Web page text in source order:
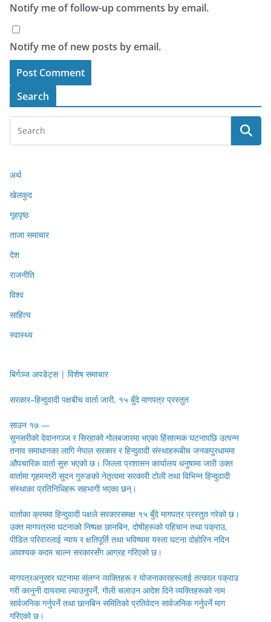
Notify me of follow-up comments by email.
Notify me of new posts by email.
Search
अर्थ
खेलकुद
गृहपृष्ठ
ताजा समाचार
देश
राजनीति
विश्व
साहित्य
स्वास्थ्य
बिर्गञ्ज अपडेट्स | विशेष समाचार
सरकार–हिन्दुवादी पक्षबीच वार्ता जारी, १५ बुँदे मागपत्र प्रस्तुत
साउन १७ —
सुनसरीको देवानगञ्ज र सिरहाको गोलबजारमा भएका हिंसात्मक घटनापछि उत्पन्न
तनाव समाधानका लागि नेपाल सरकार र हिन्दुवादी संस्थाहरूबीच जनकपुरधाममा
औपचारिक वार्ता सुरु भएको छ। जिल्ला प्रशासन कार्यालय धनुषामा जारी उक्त
वार्तामा गृहमन्त्री सुदन गुरुङको नेतृत्वमा सरकारी टोली तथा विभिन्न हिन्दुवादी
संस्थाका प्रतिनिधिहरू सहभागी भएका छन्।
वार्ताका क्रममा हिन्दुवादी पक्षले सरकारसमक्ष १५ बुँदे मागपत्र प्रस्तुत गरेको छ।
उक्त मागपत्रमा घटनाको निष्पक्ष छानबिन, दोषीहरूको पहिचान तथा पक्राउ,
पीडित परिवारलाई न्याय र क्षतिपूर्ति तथा भविष्यमा यस्ता घटना दोहोरिन नदिन
आवश्यक कदम चाल्न सरकारसँग आग्रह गरिएको छ।
मागपत्रअनुसार घटनामा संलग्न व्यक्तिहरू र योजनाकारहरूलाई तत्काल पक्राउ
गरी कानुनी दायरामा ल्याउनुपर्ने, गोली चलाउन आदेश दिने व्यक्तिहरूको नाम
सार्वजनिक गर्नुपर्ने तथा छानबिन समितिको प्रतिवेदन सार्वजनिक गर्नुपर्ने माग
गरिएको छ।